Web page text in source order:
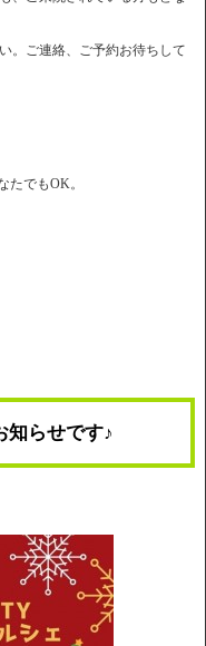
。ご連絡、ご予約お待ちして
でもOK。
知らせです♪